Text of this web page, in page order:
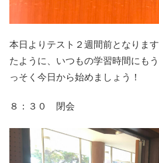
本日よりテスト２週間前となりま
たように、いつもの学習時間にも
っそく今日から始めましょう！
８：３０ 閉会